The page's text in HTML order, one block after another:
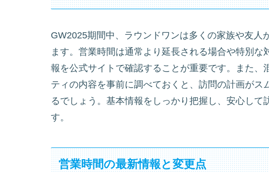
GW2025期間中、ラウンドワンは多くの家族や友人
ます。営業時間は通常より延長される場合や特別
報を公式サイトで確認することが重要です。また
ティの内容を事前に調べておくと、訪問の計画が
るでしょう。基本情報をしっかり把握し、安心し
す。
営業時間の最新情報と変更点